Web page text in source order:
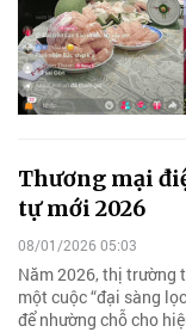
Thương mại
tự mới 2026
08/01/2026 05:03
Năm 2026, thị trường
một cuộc “đại sàng
để nhường chỗ cho